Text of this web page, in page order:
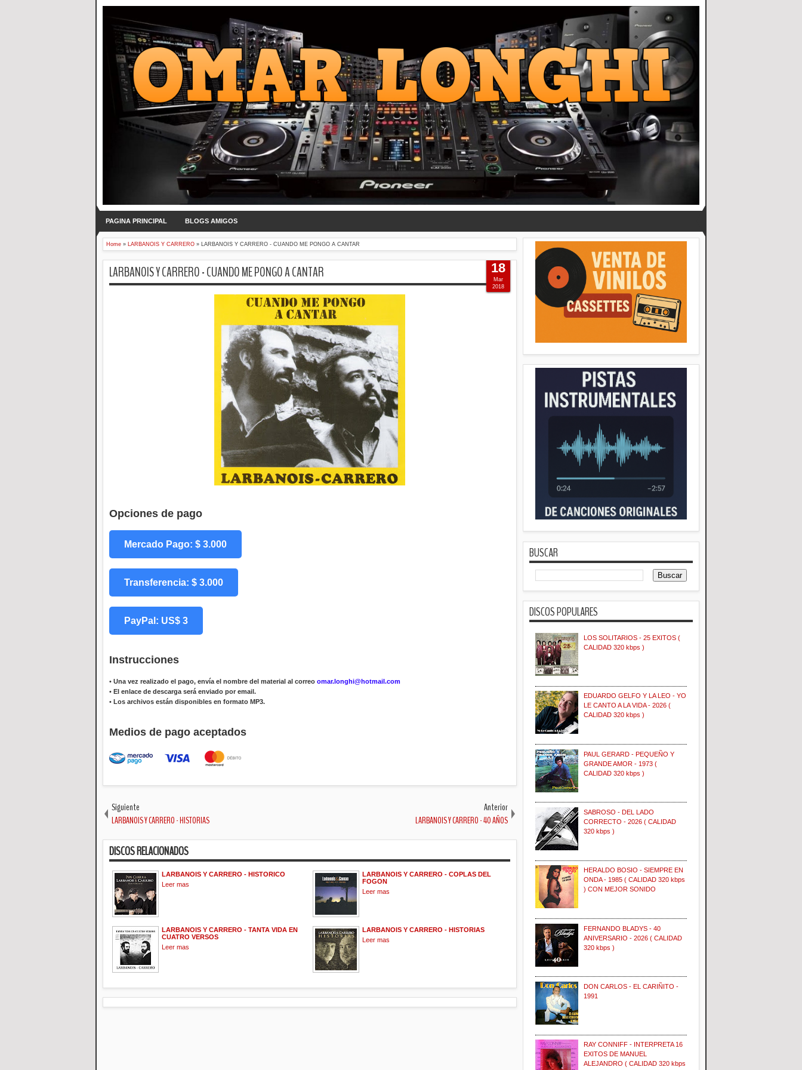
PAGINA PRINCIPAL BLOGS AMIGOS
Home » LARBANOIS Y CARRERO » LARBANOIS Y CARRERO - CUANDO ME PONGO A CANTAR
LARBANOIS Y CARRERO - CUANDO ME PONGO A CANTAR
Opciones de pago
Mercado Pago: $ 3.000
Transferencia: $ 3.000
PayPal: US$ 3
Instrucciones
• Una vez realizado el pago, envía el nombre del material al correo omar.longhi@hotmail.com
• El enlace de descarga será enviado por email.
• Los archivos están disponibles en formato MP3.
Medios de pago aceptados
18
Mar
2018
Siguiente
LARBANOIS Y CARRERO - HISTORIAS
Anterior
LARBANOIS Y CARRERO - 40 AÑOS
DISCOS RELACIONADOS
LARBANOIS Y CARRERO - HISTORICO
Leer mas
LARBANOIS Y CARRERO - COPLAS DEL
FOGON
Leer mas
LARBANOIS Y CARRERO - TANTA VIDA EN
CUATRO VERSOS
Leer mas
LARBANOIS Y CARRERO - HISTORIAS
Leer mas
BUSCAR
DISCOS POPULARES
LOS SOLITARIOS - 25 EXITOS (
CALIDAD 320 kbps )
EDUARDO GELFO Y LA LEO - YO
LE CANTO A LA VIDA - 2026 (
CALIDAD 320 kbps )
PAUL GERARD - PEQUEÑO Y
GRANDE AMOR - 1973 (
CALIDAD 320 kbps )
SABROSO - DEL LADO
CORRECTO - 2026 ( CALIDAD
320 kbps )
HERALDO BOSIO - SIEMPRE EN
ONDA - 1985 ( CALIDAD 320 kbps
) CON MEJOR SONIDO
FERNANDO BLADYS - 40
ANIVERSARIO - 2026 ( CALIDAD
320 kbps )
DON CARLOS - EL CARIÑITO -
1991
RAY CONNIFF - INTERPRETA 16
EXITOS DE MANUEL
ALEJANDRO ( CALIDAD 320 kbps